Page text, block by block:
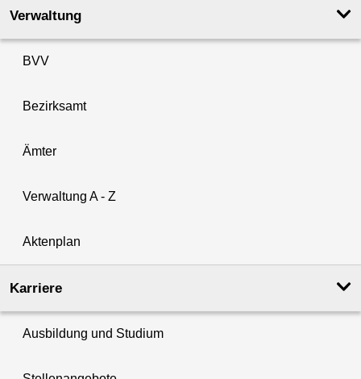
Verwaltung
BVV
Bezirksamt
Ämter
Verwaltung A - Z
Aktenplan
Karriere
Ausbildung und Studium